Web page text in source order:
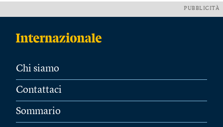
PUBBLICITÀ
Chi siamo
Contattaci
Sommario